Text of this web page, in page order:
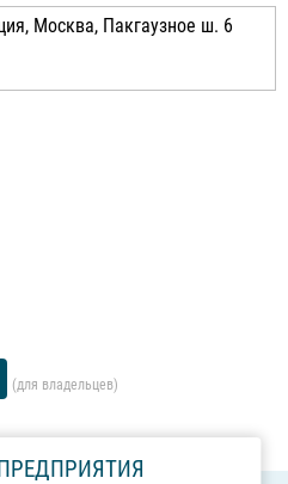
Москва, Пакгаузное ш. 6
(для владельцев)